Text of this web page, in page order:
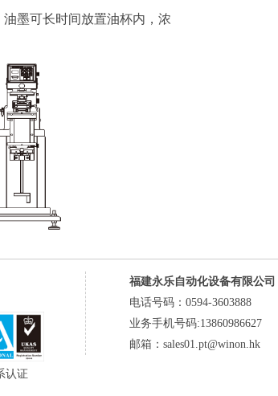
墨可长时间放置油杯内，浓
福建永乐自动化设备有限公司
电话号码：0594-3603888
业务手机号码:13860986627
邮箱：sales01.pt@winon.hk
认证